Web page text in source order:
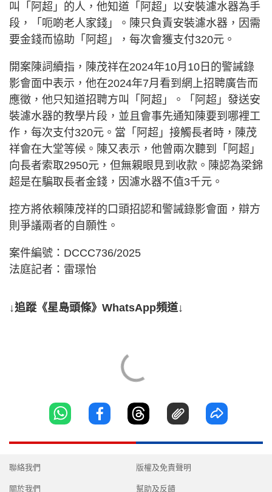
叫「阿超」的人，他知道「阿超」以安裝濾水器為手
段，「呃啲老人家錢」。陳只負責安裝濾水器，因需
要金錢而協助「阿超」，每次會獲支付320元。
開案陳詞續指，陳茂祥在2024年10月10日的警誡錄
影會面中表示，他在2024年7月看到網上招聘廣告而
應徵，他只知道招聘方叫「阿超」。「阿超」發送安
裝濾水器的教學片段，並且會事先通知陳要到哪裡工
作，每次支付320元。當「阿超」接觸長者時，陳茂
祥會在大堂等候。陳又表示，他曾兩次聽到「阿超」
向長者索取2950元，但無親眼見到收款。陳認為梁錦
超是在騙取長者金錢，因濾水器不值3千元。
控方將依賴陳茂祥的口頭招認和警誡錄影會面，辯方
則爭議兩者的自願性。
案件編號：DCCC736/2025
法庭記者：雷璟怡
↓追蹤《星島頭條》WhatsApp頻道↓
聯絡我們
關於我們
版權及免責聲明
幫助及反饋